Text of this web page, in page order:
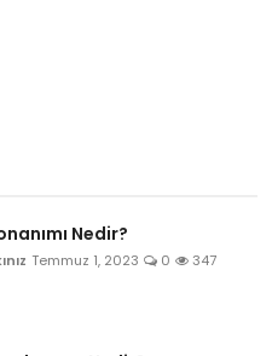
Nedir?
Temmuz 1, 2023 0 347